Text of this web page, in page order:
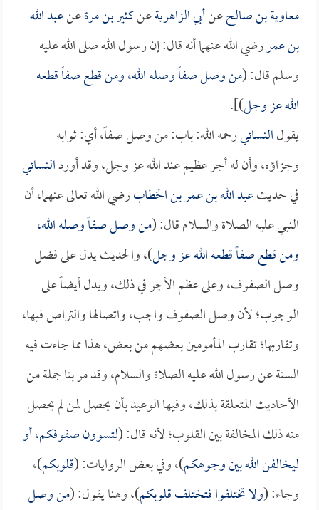
معاوية بن صالحعنأبي الزاهريةعنكثير بن مرةعنعبد الله
بن عمررضي الله عنهما أنه قال: إن رسول الله صلى الله عليه
وسلم قال: (من وصل صفاً وصله الله، ومن قطع صفاً قطعه
الله عز وجل)].
يقولالنسائيرحمه الله: باب: من وصل صفاً، أي: ثوابه
وجزاؤه، وأن له أجر عظيم عند الله عز وجل، وقد أوردالنسائي
في حديثعبد الله بن عمر بن الخطابرضي الله تعالى عنهما، أن
النبي عليه الصلاة والسلام قال: (من وصل صفاً وصله الله،
ومن قطع صفاً قطعه الله عز وجل)، والحديث يدل على فضل
وصل الصفوف، وعلى عظم الأجر في ذلك، ويدل أيضاً على
الوجوب؛ لأن وصل الصفوف واجب، واتصالها والتراص فيها،
وتقاربها؛ تقارب المأمومين بعضهم من بعض، هذا مما جاءت فيه
السنة عن رسول الله عليه الصلاة والسلام، وقد مر بنا جملة من
الأحاديث المتعلقة بذلك، وفيها الوعيد بأن يحصل لمن لم يحصل
منه ذلك المخالفة بين القلوب؛ لأنه قال: (لتسوون صفوفكم، أو
ليخالفن الله بين وجوهكم)، وفي بعض الروايات: (قلوبكم)،
وجاء: (ولا تختلفوا فتختلف قلوبكم)، وهنا يقول: (من وصل